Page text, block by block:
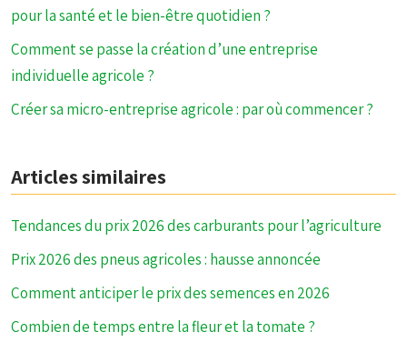
pour la santé et le bien-être quotidien ?
Comment se passe la création d’une entreprise
individuelle agricole ?
Créer sa micro-entreprise agricole : par où commencer ?
Articles similaires
Tendances du prix 2026 des carburants pour l’agriculture
Prix 2026 des pneus agricoles : hausse annoncée
Comment anticiper le prix des semences en 2026
Combien de temps entre la fleur et la tomate ?